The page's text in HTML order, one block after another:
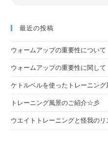
最近の投稿
ウォームアップの重要性について
ウォームアップの重要性に関して
ケトルベルを使ったトレーニン
トレーニング風景のご紹介☆彡
ウエイトトレーニングと怪我のリ